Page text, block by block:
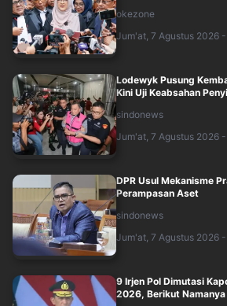
okezone
Jum'at, 7 Agustus 2026
Lodewyk Pusung
Kini Uji Keabsahan
sindonews
Jum'at, 7 Agustus 2026 -
DPR Usul Mekanisme
Perampasan Aset
sindonews
Jum'at, 7 Agustus 2026
9 Irjen Pol Dimutasi
2026, Berikut Namanya